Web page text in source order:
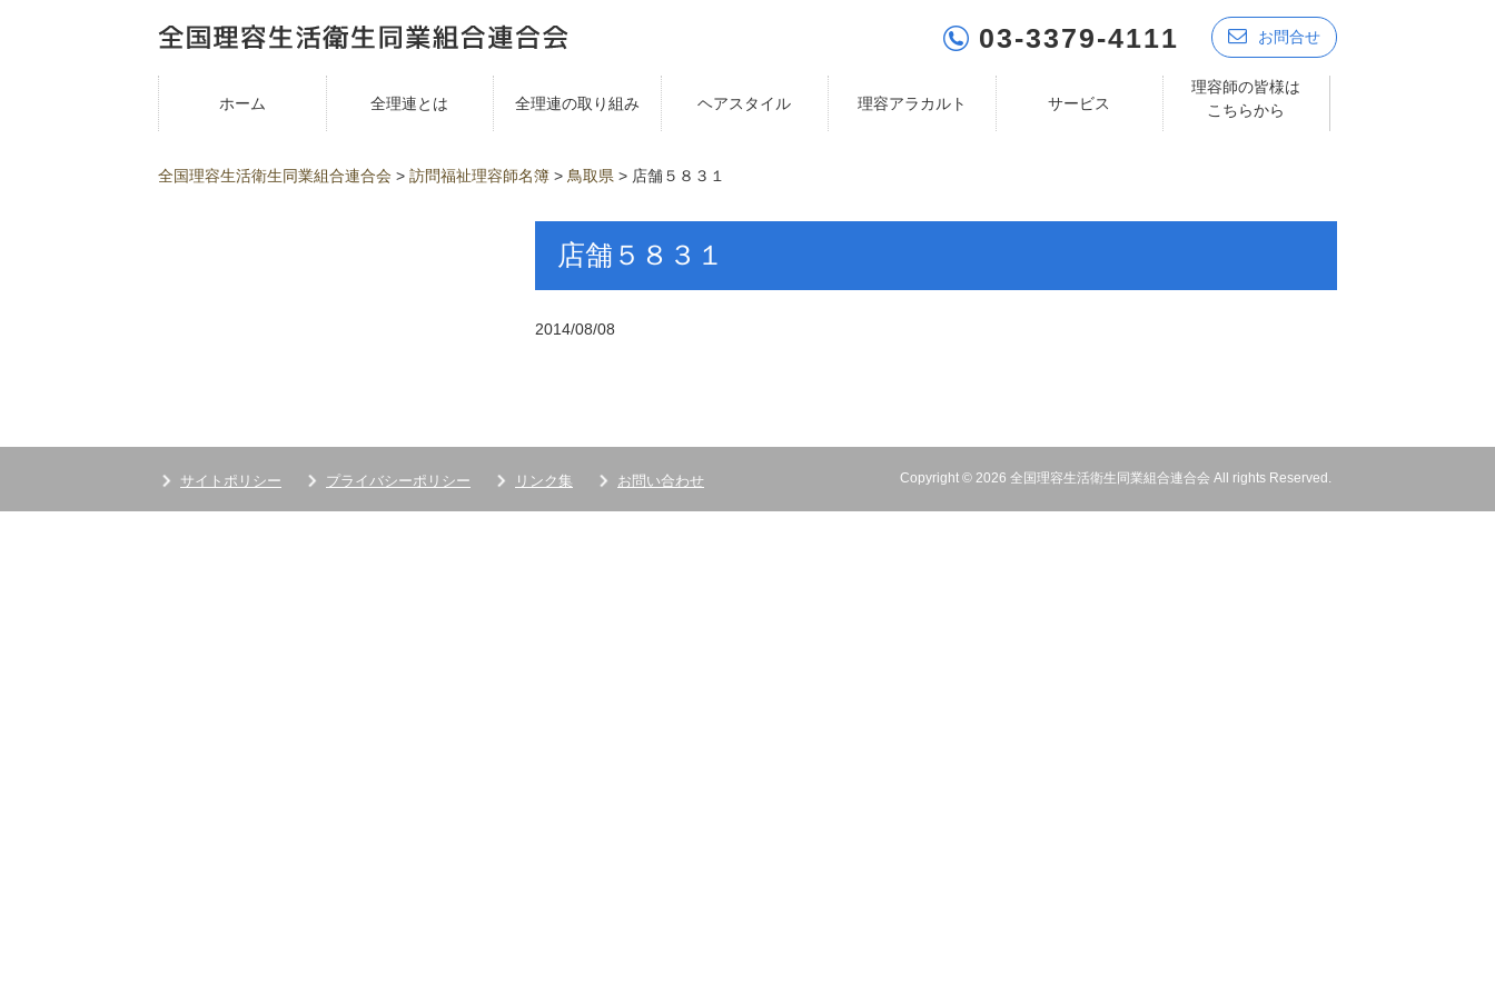
03-3379-4111 お問合せ
ホーム 全理連とは 全理連の取り組み ヘアスタイル 理容アラカルト サービス
理容師の皆様は
こちらから
全国理容生活衛生同業組合連合会 > 訪問福祉理容師名簿 > 鳥取県 > 店舗５８３１
店舗５８３１
2014/08/08
サイトポリシー プライバシーポリシー リンク集 お問い合わせ Copyright © 2026 全国理容生活衛生同業組合連合会 All rights Reserved.